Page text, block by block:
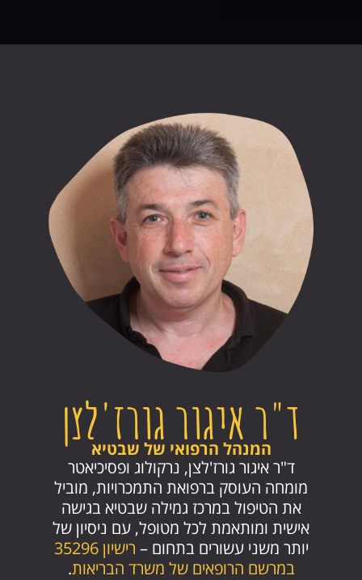
ד"ר איגור גורז'לצן
המנהל הרפואי של שבטיא
ד"ר איגור גורז'לצן, נרקולוג ופסיכיאטר
מומחה העוסק ברפואת התמכרויות, מוביל
את הטיפול במרכז גמילה שבטיא בגישה
אישית ומותאמת לכל מטופל, עם ניסיון של
יותר משני עשורים בתחום –
רישיון 35296
במרשם הרופאים של משרד הבריאות.